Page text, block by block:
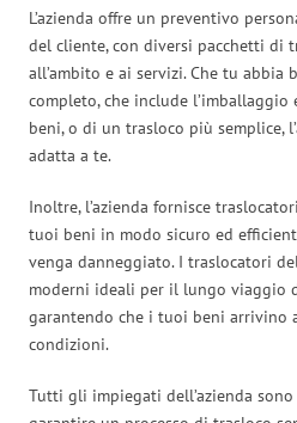
L’azienda offre un preventivo
del cliente, con diversi pacchetti di
all’ambito e ai servizi. Che tu abbia
completo, che include
beni, o di un trasloco più semplice,
adatta a te.
Inoltre, l’azienda fornisce
tuoi beni in modo sicuro ed
venga danneggiato. I traslocatori
moderni ideali per il lungo viaggio
garantendo che i tuoi beni arrivino
condizioni.
Tutti gli impiegati dell’azienda